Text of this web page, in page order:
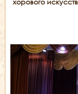
хорового